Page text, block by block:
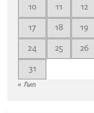
10
11 12
17
18 19
24
25 26
31
« Лип